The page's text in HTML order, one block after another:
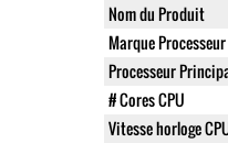
Nom du Produit
Marque Processeur
Processeur
# Cores CPU
Vitesse horloge